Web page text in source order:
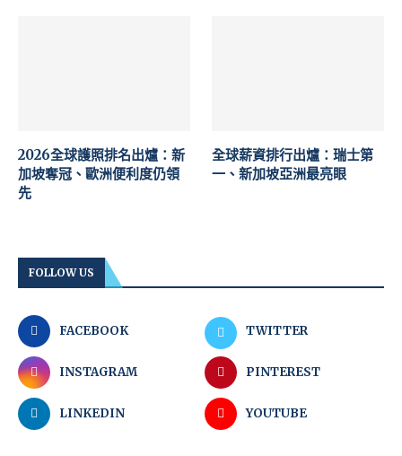
2026全球護照排名出爐：新
加坡奪冠、歐洲便利度仍領
先
全球薪資排行出爐：瑞士第
一、新加坡亞洲最亮眼
FOLLOW US
FACEBOOK TWITTER
INSTAGRAM PINTEREST
LINKEDIN YOUTUBE